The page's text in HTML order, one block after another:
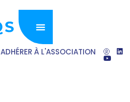
ADHÉRER À L'ASSOCIATION